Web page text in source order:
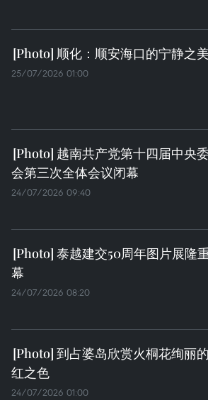
顺化：顺安海口的宁静之美
25/07/2026 01:00
越南共产党第十四届中央
会第三次全体会议闭幕
24/07/2026 09:40
泰越建交50周年图片展隆
幕
24/07/2026 08:20
到占婆岛欣赏火桐花绚丽
红之色
24/07/2026 01:00